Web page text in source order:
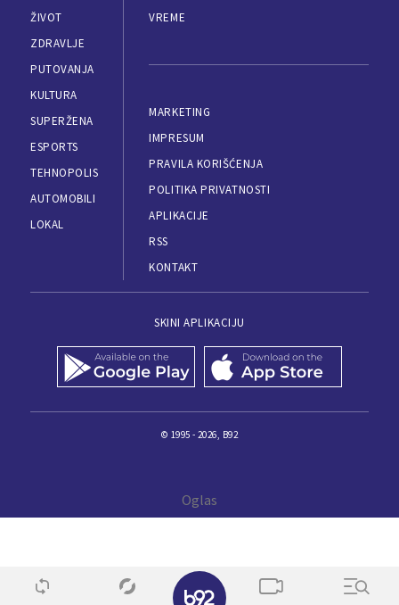
ŽIVOT
ZDRAVLJE
PUTOVANJA
KULTURA
SUPERŽENA
ESPORTS
TEHNOPOLIS
AUTOMOBILI
LOKAL
VREME
MARKETING
IMPRESUM
PRAVILA KORIŠĆENJA
POLITIKA PRIVATNOSTI
APLIKACIJE
RSS
KONTAKT
SKINI APLIKACIJU
© 1995 - 2026, B92
✕